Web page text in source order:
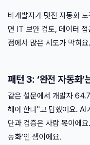
비개발자가 멋진 자동화
면 IT 보안 검토, 데이터 접
점에서 많은 시도가 막혀요.
패턴 3: ‘완전 자동화’
같은 설문에서 개발자
해야 한다"고 답했어요. AI
단과 검증은 사람 몫이에
동화’인 셈이에요.